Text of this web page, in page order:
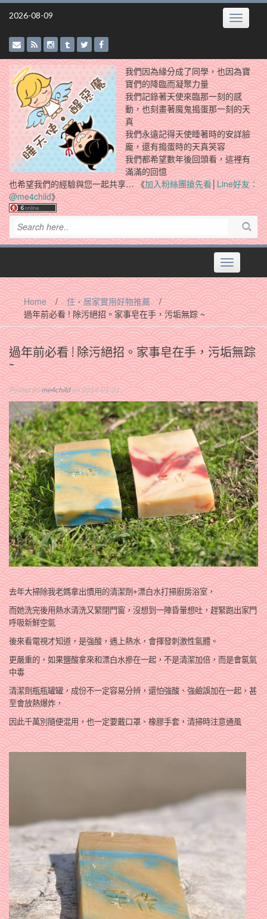
Skip
2026-08-09 Toggle
我們因為緣分成了同學，也因為寶
寶們的降臨而凝聚力量
我們記錄著天使來臨那一刻的感
動，也刻畫著魔鬼搗蛋那一刻的天
真
我們永遠記得天使睡著時的安詳臉
龐，還有搗蛋時的天真笑容
我們都希望數年後回頭看，這裡有
滿滿的回憶
也希望我們的經驗與您一起共享… 《加入粉絲團搶先看│Line好友：
@me4child》
Toggle
navigation
Home / 住‧居家實用好物推薦
/
過年前必看 ! 除污絕招。家事皂在手，污垢無踪 ~
過年前必看 ! 除污絕招。家事皂在手，污垢無踪
~
Posted Byme4childon 2014-01-21
去年大掃除我老媽拿出慣用的清潔劑+漂白水打掃廚房浴室，
而她洗完後用熱水清洗又緊閉門窗，沒想到一陣昏暈想吐，趕緊跑出家門
呼吸新鮮空氣
後來看電視才知道，是強酸，遇上熱水，會揮發刺激性氣體。
更嚴重的，如果鹽酸拿來和漂白水摻在一起，不是清潔加倍，而是會氯氣
中毒
清潔劑瓶瓶罐罐，成份不一定容易分辨，還怕強酸、強鹼誤加在一起，甚
至會放熱爆炸，
因­此千萬別隨便混用，也一定要戴口罩、橡膠手套，清掃時注意通風